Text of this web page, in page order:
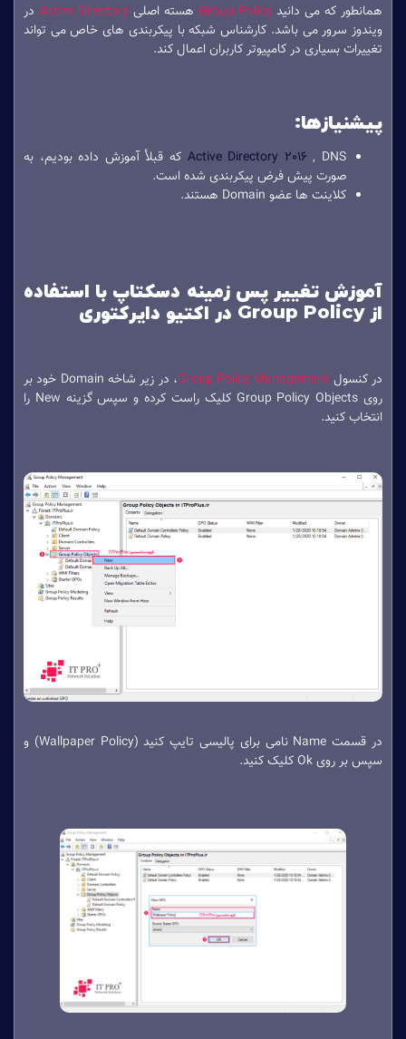
همانطور که می دانیدGroup Policyهسته اصلیActive Directoryدر
ویندوز سرور می باشد. کارشناس شبکه با پیکربندی های خاص می تواند
تغییرات بسیاری در کامپیوتر کاربران اعمال کند.
پیشنیازها:
Active Directory 2016, DNS که قبلأ آموزش داده بودیم، به
صورت پیش فرض پیکربندی شده است.
کلاینت ها عضو Domain هستند.
آموزش تغییر پس زمینه دسکتاپ با استفاده
از Group Policy در اکتیو دایرکتوری
در کنسولGroup Policy Management
، در زیر شاخه Domain خود بر
روی Group Policy Objects کلیک راست کرده و سپس گزینه New را
انتخاب کنید.
در قسمت Name نامی برای پالیسی تایپ کنید (Wallpaper Policy) و
سپس بر روی Ok کلیک کنید.